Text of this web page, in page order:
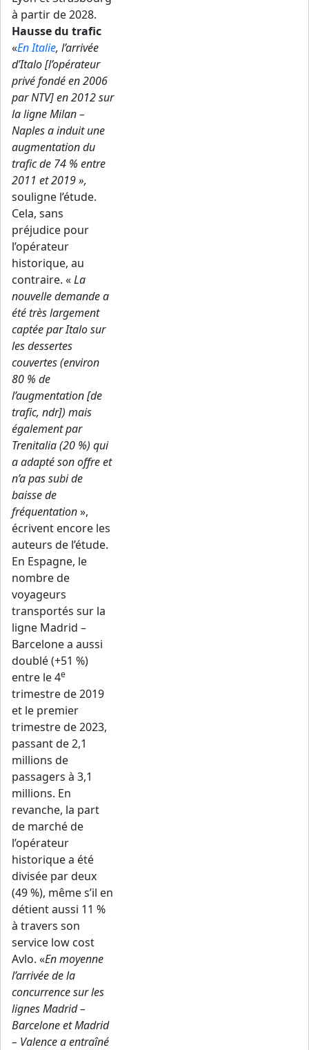
à partir de 2028.
Hausse du trafic
«En Italie, l’arrivée
d’Italo [l’opérateur
privé fondé en 2006
par NTV] en 2012 sur
la ligne Milan –
Naples a induit une
augmentation du
trafic de 74 % entre
2011 et 2019 »,
souligne l’étude.
Cela, sans
préjudice pour
l’opérateur
historique, au
contraire. «La
nouvelle demande a
été très largement
captée par Italo sur
les dessertes
couvertes (environ
80 % de
l’augmentation [de
trafic, ndr]) mais
également par
Trenitalia (20 %) qui
a adapté son offre et
n’a pas subi de
baisse de
fréquentation»,
écrivent encore les
auteurs de l’étude.
En Espagne, le
nombre de
voyageurs
transportés sur la
ligne Madrid –
Barcelone a aussi
doublé (+51 %)
entre le 4e
trimestre de 2019
et le premier
trimestre de 2023,
passant de 2,1
millions de
passagers à 3,1
millions. En
revanche, la part
de marché de
l’opérateur
historique a été
divisée par deux
(49 %), même s’il en
détient aussi 11 %
à travers son
service low cost
Avlo. «En moyenne
l’arrivée de la
concurrence sur les
lignes Madrid –
Barcelone et Madrid
– Valence a entraîné